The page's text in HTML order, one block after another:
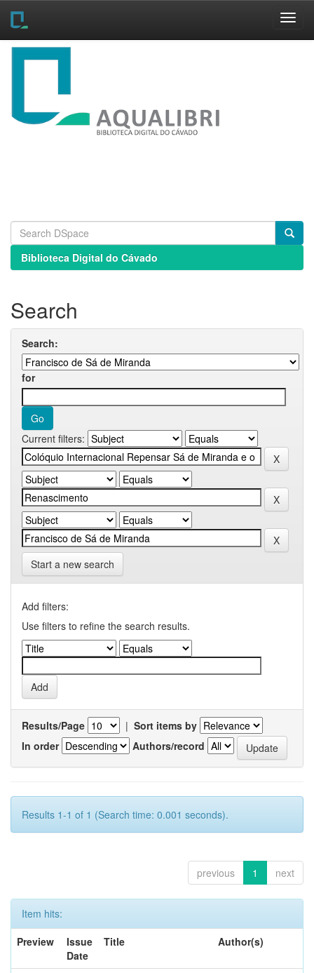
Skip
Biblioteca Digital do Cávado
Search
Search:
for
Current filters:
Start a new search
Add filters:
Use filters to refine the search results.
Results/Page | Sort items by
In order
Authors/record
Results 1-1 of 1 (Search time: 0.001 seconds).
previous 1 next
Item hits:
Preview
Issue
Date
Title Author(s)